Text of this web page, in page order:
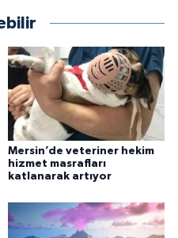
Mersin’de veteriner hekim
hizmet masrafları
katlanarak artıyor